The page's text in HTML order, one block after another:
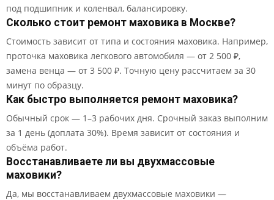
под подшипник и коленвал, балансировку.
Сколько стоит ремонт маховика в Москве?
Стоимость зависит от типа и состояния маховика. Например,
проточка маховика легкового автомобиля — от 2 500 ₽,
замена венца — от 3 500 ₽. Точную цену рассчитаем за 30
минут по образцу.
Как быстро выполняется ремонт маховика?
Обычный срок — 1–3 рабочих дня. Срочный заказ выполним
за 1 день (доплата 30%). Время зависит от состояния и
объёма работ.
Восстанавливаете ли вы двухмассовые
маховики?
Да, мы восстанавливаем двухмассовые маховики —